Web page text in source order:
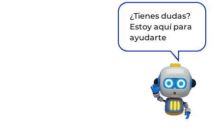
¿Tienes dudas?
Estoy aquí para
ayudarte